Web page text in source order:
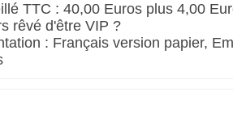
TTC : 40,00 Euros plus 4,00
rêvé d'être VIP ?
: Français version papier,